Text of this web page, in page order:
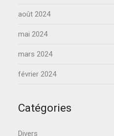
août 2024
mai 2024
mars 2024
février 2024
Catégories
Divers